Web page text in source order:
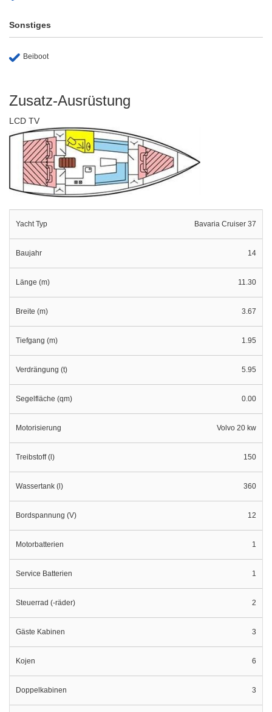
Sonstiges
Beiboot
Zusatz-Ausrüstung
LCD TV
Yacht Typ Bavaria Cruiser 37
Baujahr 14
Länge (m) 11.30
Breite (m) 3.67
Tiefgang (m) 1.95
Verdrängung (t) 5.95
Segelfläche (qm) 0.00
Motorisierung Volvo 20 kw
Treibstoff (l) 150
Wassertank (l) 360
Bordspannung (V) 12
Motorbatterien 1
Service Batterien 1
Steuerrad (-räder) 2
Gäste Kabinen 3
Kojen 6
Doppelkabinen 3